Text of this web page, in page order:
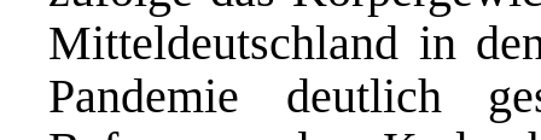
Mitteldeutschland in
Pandemie deutlich